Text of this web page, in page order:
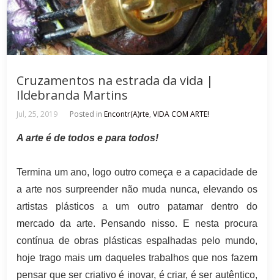
Cruzamentos na estrada da vida |
Ildebranda Martins
Jul, 25, 2019 Posted inEncontr(A)rte,VIDA COM ARTE!
A arte é de todos e para todos!
Termina um ano, logo outro começa e a capacidade de
a arte nos surpreender não muda nunca, elevando os
artistas plásticos a um outro patamar dentro do
mercado da arte. Pensando nisso. E nesta procura
contínua de obras plásticas espalhadas pelo mundo,
hoje trago mais um daqueles trabalhos que nos fazem
pensar que ser criativo é inovar, é criar, é ser autêntico,